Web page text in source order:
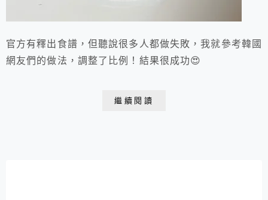
官方有釋出食譜，但聽說很多人都做失敗，我就參考韓國
網友們的做法，調整了比例！結果很成功😍
繼續閱讀